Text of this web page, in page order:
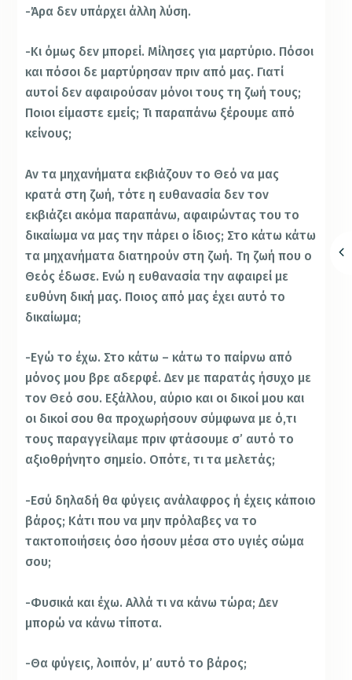
-Άρα δεν υπάρχει άλλη λύση.
-Κι όμως δεν μπορεί. Μίλησες για μαρτύριο. Πόσοι
και πόσοι δε μαρτύρησαν πριν από μας. Γιατί
αυτοί δεν αφαιρούσαν μόνοι τους τη ζωή τους;
Ποιοι είμαστε εμείς; Τι παραπάνω ξέρουμε από
κείνους;
Αν τα μηχανήματα εκβιάζουν το Θεό να μας
κρατά στη ζωή, τότε η ευθανασία δεν τον
εκβιάζει ακόμα παραπάνω, αφαιρώντας του το
δικαίωμα να μας την πάρει ο ίδιος; Στο κάτω κάτω
τα μηχανήματα διατηρούν στη ζωή. Τη ζωή που ο
Θεός έδωσε. Ενώ η ευθανασία την αφαιρεί με
ευθύνη δική μας. Ποιος από μας έχει αυτό το
δικαίωμα;
-Εγώ το έχω. Στο κάτω – κάτω το παίρνω από
μόνος μου βρε αδερφέ. Δεν με παρατάς ήσυχο με
τον Θεό σου. Εξάλλου, αύριο και οι δικοί μου και
οι δικοί σου θα προχωρήσουν σύμφωνα με ό,τι
τους παραγγείλαμε πριν φτάσουμε σ’ αυτό το
αξιοθρήνητο σημείο. Οπότε, τι τα μελετάς;
-Εσύ δηλαδή θα φύγεις ανάλαφρος ή έχεις κάποιο
βάρος; Κάτι που να μην πρόλαβες να το
τακτοποιήσεις όσο ήσουν μέσα στο υγιές σώμα
σου;
-Φυσικά και έχω. Αλλά τι να κάνω τώρα; Δεν
μπορώ να κάνω τίποτα.
-Θα φύγεις, λοιπόν, μ’ αυτό το βάρος;